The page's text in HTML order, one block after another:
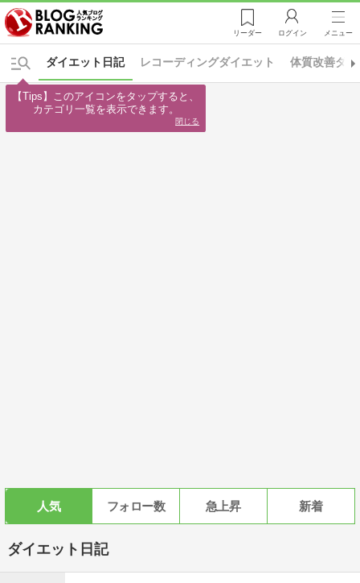
リーダー ログイン メニュー
レコーディングダイエット 体質改善ダ
ダイエット日記
人気 フォロー数 急上昇 新着
ダイエット日記
【Tips】このアイコンをタップすると、
カテゴリ一覧を表示できます。
閉じる